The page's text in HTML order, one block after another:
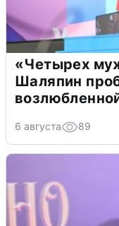
«Четырех
Шаляпин
6 августа 89